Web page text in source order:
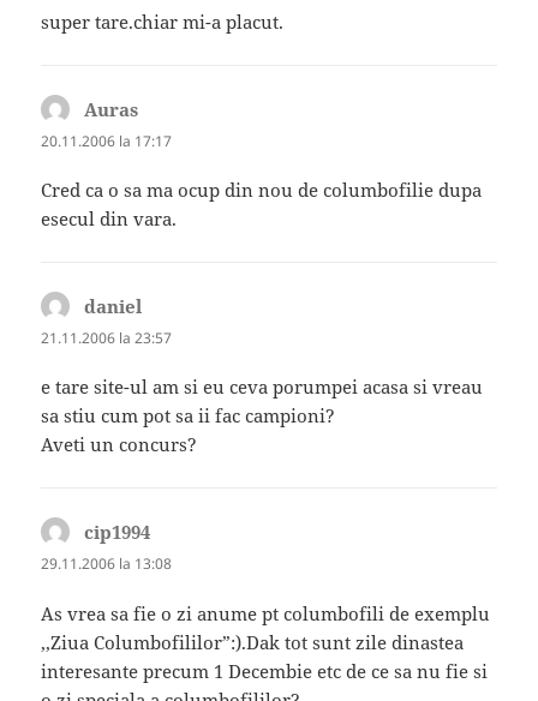
super tare.chiar mi-a placut.
Auras
20.11.2006 la 17:17
Cred ca o sa ma ocup din nou de columbofilie dupa
esecul din vara.
daniel
21.11.2006 la 23:57
e tare site-ul am si eu ceva porumpei acasa si vreau
sa stiu cum pot sa ii fac campioni?
Aveti un concurs?
cip1994
29.11.2006 la 13:08
As vrea sa fie o zi anume pt columbofili de exemplu
,,Ziua Columbofililor”:).Dak tot sunt zile dinastea
interesante precum 1 Decembie etc de ce sa nu fie si